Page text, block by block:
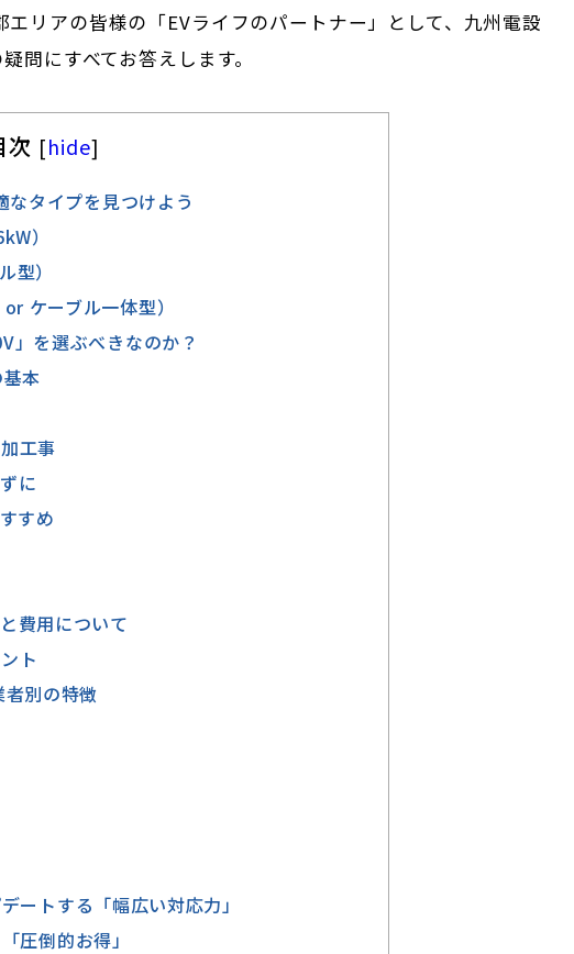
リアの皆様の「EVライフのパートナー」として、九州電設
問にすべてお答えします。
次 [hide]
なタイプを見つけよう
）
型）
ケーブル一体型）
」を選ぶべきなのか？
本
工事
に
すめ
費用について
ト
別の特徴
ートする「幅広い対応力」
圧倒的お得」